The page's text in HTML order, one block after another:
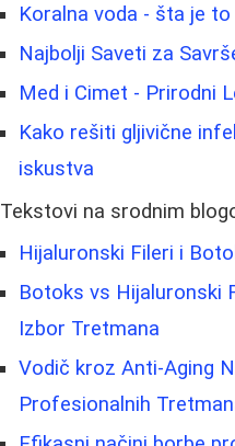
Koralna voda - šta je
Najbolji Saveti za
Med i Cimet - Prirodni
Kako rešiti gljivične
iskustva
Tekstovi na srodnim
Hijaluronski Fileri i
Botoks vs Hijaluronski
Izbor Tretmana
Vodič kroz Anti-Aging
Profesionalnih